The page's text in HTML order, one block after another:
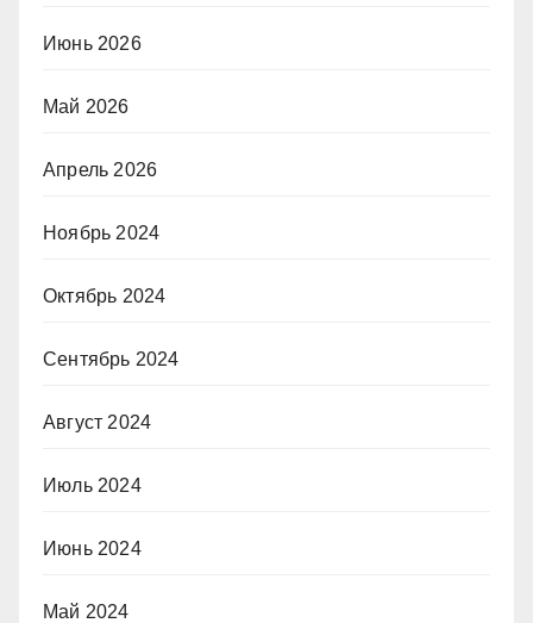
Июнь 2026
Май 2026
Апрель 2026
Ноябрь 2024
Октябрь 2024
Сентябрь 2024
Август 2024
Июль 2024
Июнь 2024
Май 2024